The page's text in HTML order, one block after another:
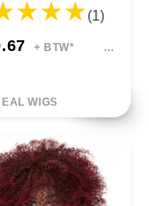
(1)
+ BTW*
WIGS